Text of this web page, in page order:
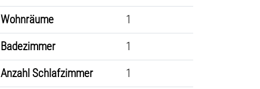
Wohnräume
1
Badezimmer
1
Anzahl Schlafzimmer
1